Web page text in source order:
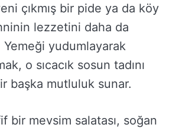
çıkmış bir pide ya da köy
lezzetini daha da
yudumlayarak
o sıcacık sosun tadını
başka mutluluk sunar.
bir mevsim salatası, soğan